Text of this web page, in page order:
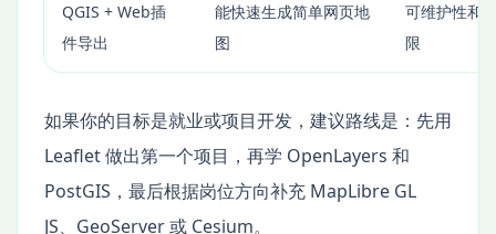
QGIS + Web插
件导出
能快速生成简单网页地
图
可维护性和
限
如果你的目标是就业或项目开发，建议路线是：先用
Leaflet 做出第一个项目，再学 OpenLayers 和
PostGIS，最后根据岗位方向补充 MapLibre GL
JS、GeoServer 或 Cesium。